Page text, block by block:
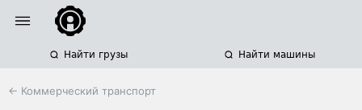
Найти грузы Найти машины
← Коммерческий транспорт